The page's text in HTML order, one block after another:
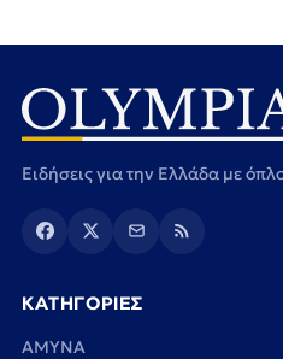
Ειδήσεις για την Ελλάδα με
ΚΑΤΗΓΟΡΙΕΣ
ΑΜΥΝΑ